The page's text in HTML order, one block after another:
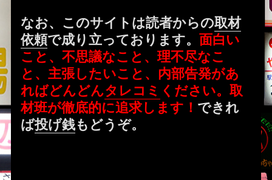
なお、このサイトは読者からの取材
依頼で成り立っております。面白い
こと、不思議なこと、理不尽なこ
と、主張したいこと、内部告発があ
ればどんどんタレコミ ください。取
材班が徹底的に追求します！ できれ
ば投げ銭もどうぞ。